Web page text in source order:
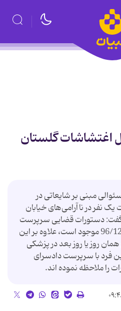
اغتشاشات گلستان
مبنی بر شایعاتی در
نفر در ناآرامی‌های خیابان
گفت: دستورات قضایی سرپرست
دادسرای جنایی به تاریخ 96/12/1 موجود است، علاوه بر این
روز یا روز بعد در پزشکی
فرد با سرپرست دادسرای
را ملاحظه نموده اند.